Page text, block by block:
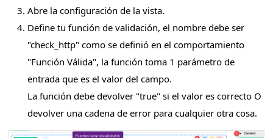
Abre la configuración de la vista.
Define tu función de validación, el nombre debe ser
"check_http" como se definió en el comportamiento
"Función Válida", la función toma 1 parámetro de
entrada que es el valor del campo.
La función debe devolver "true" si el valor es correcto O
devolver una cadena de error para cualquier otra cosa.